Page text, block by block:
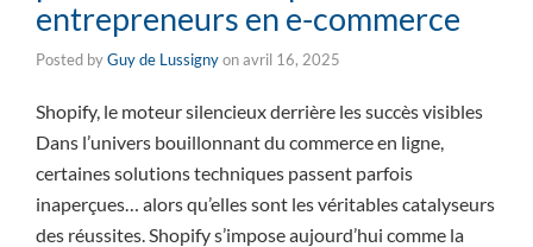
entrepreneurs en e-commerce
Posted byGuy de Lussignyonavril 16, 2025
Shopify, le moteur silencieux derrière les succès visibles
Dans l’univers bouillonnant du commerce en ligne,
certaines solutions techniques passent parfois
inaperçues… alors qu’elles sont les véritables catalyseurs
des réussites. Shopify s’impose aujourd’hui comme la